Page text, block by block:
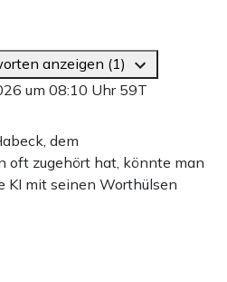
anzeigen (1)
um 08:10 Uhr 59T
dem
oft zugehört hat, könnte man
KI mit seinen Worthülsen